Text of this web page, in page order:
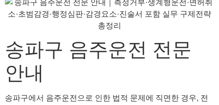
송파구 음주운전 전문
안내
송파구에서 음주운전으로 인한 법적 문제에 직면한 경우, 전